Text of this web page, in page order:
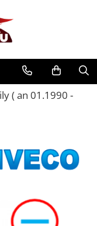
( an 01.1990 -